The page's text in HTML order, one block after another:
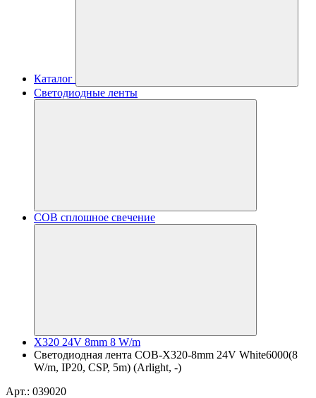
Каталог
Светодиодные ленты
COB сплошное свечение
X320 24V 8mm 8 W/m
Светодиодная лента COB-X320-8mm 24V White6000(8
W/m, IP20, CSP, 5m) (Arlight, -)
Арт.: 039020